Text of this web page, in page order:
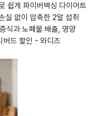
쉽게 파이버맥싱 다이어트
실 없이 압축한 2알 섭취
식과 노폐물 배출, 영양
버드 할인 - 와디즈